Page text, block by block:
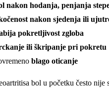
nakon hodanja, penjanja
nakon sjedenja ili
pokretljivost zgloba
ili škripanje pri pokretu
blago oticanje
bol u početku često nije